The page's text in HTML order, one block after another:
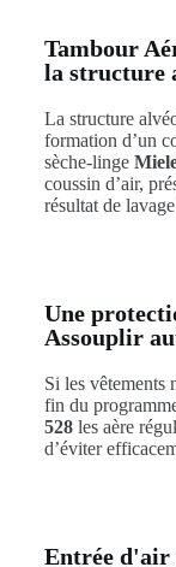
Tambour
la structure
La structure
formation d’un
sèche-linge
coussin d’air,
résultat de
Une
Assouplir
Si les vêtements
fin du
528les aère
d’éviter
Entrée d'air